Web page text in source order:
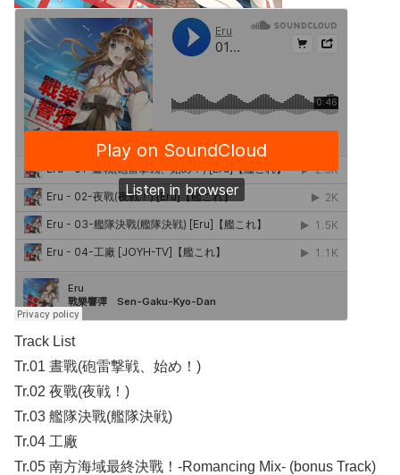
Track List
Tr.01 晝戰(砲雷撃戦、始め！)
Tr.02 夜戰(夜戦！)
Tr.03 艦隊決戰(艦隊決戦)
Tr.04 工廠
Tr.05 南方海域最終決戰！-Romancing Mix- (bonus Track)